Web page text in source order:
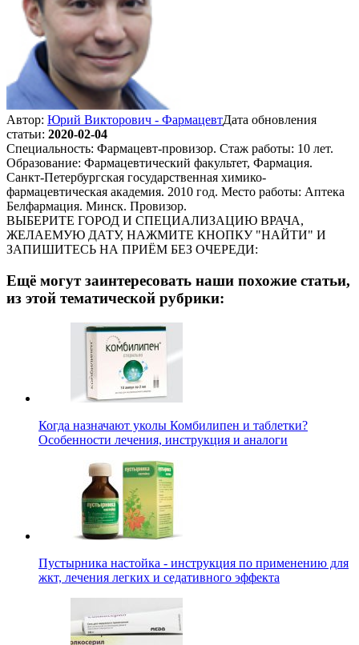
Автор: Юрий Викторович - ФармацевтДата обновления
статьи: 2020-02-04
Специальность: Фармацевт-провизор. Стаж работы: 10 лет.
Образование: Фармацевтический факультет, Фармация.
Санкт-Петербургская государственная химико-
фармацевтическая академия. 2010 год. Место работы: Аптека
Белфармация. Минск. Провизор.
ВЫБЕРИТЕ ГОРОД И СПЕЦИАЛИЗАЦИЮ ВРАЧА,
ЖЕЛАЕМУЮ ДАТУ, НАЖМИТЕ КНОПКУ "НАЙТИ" И
ЗАПИШИТЕСЬ НА ПРИЁМ БЕЗ ОЧЕРЕДИ:
Ещё могут заинтересовать наши похожие статьи,
из этой тематической рубрики:
Когда назначают уколы Комбилипен и таблетки?
Особенности лечения, инструкция и аналоги
Пустырника настойка - инструкция по применению для
жкт, лечения легких и седативного эффекта